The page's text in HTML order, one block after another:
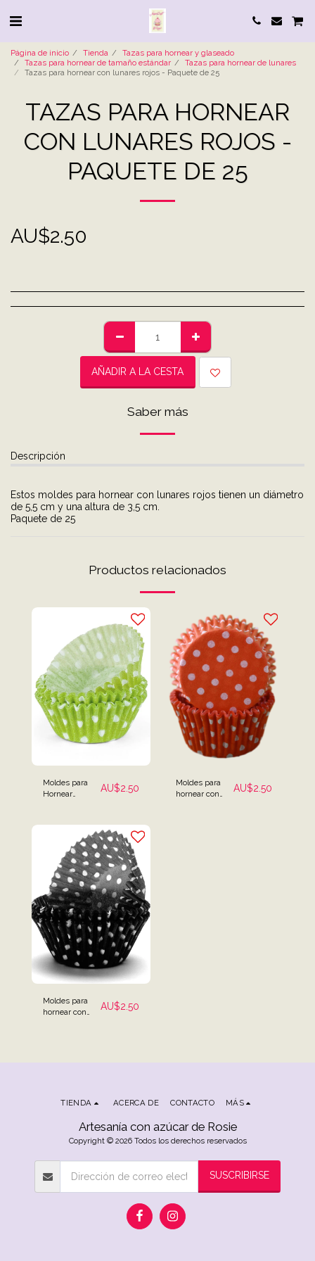
Página de inicio Tienda
Tazas para hornear y glaseado
Tazas para hornear de tamaño estándar
Tazas para hornear de lunares
Tazas para hornear con lunares rojos - Paquete de 25
TAZAS PARA HORNEAR
CON LUNARES ROJOS -
PAQUETE DE 25
AU$2.50
AÑADIR A LA CESTA
Saber más
Descripción
Estos moldes para hornear con lunares rojos tienen un diámetro
de 5,5 cm y una altura de 3,5 cm.
Paquete de 25
Productos relacionados
Moldes para
Hornear
AU$2.50
Moldes para
hornear con
AU$2.50
Moldes para
hornear con
AU$2.50
Artesanía con azúcar de Rosie
Copyright © 2026 Todos los derechos reservados
TIENDA ACERCA DE CONTACTO MÁS
SUSCRIBIRSE